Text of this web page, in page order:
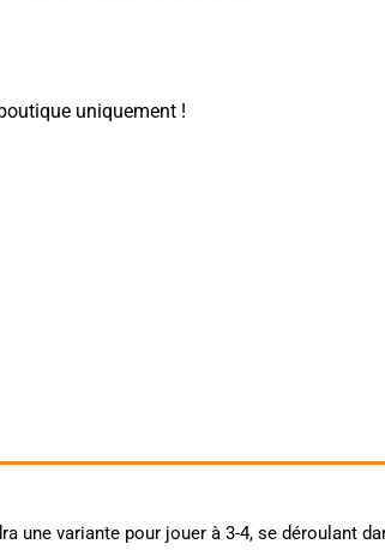
uniquement !
une variante pour jouer à 3-4, se déroulant